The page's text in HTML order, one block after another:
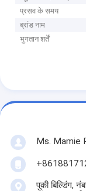
प्रसव के समय
ब्रांड नाम
भुगतान शर्तें
Ms. Mamie
पुकी बिल्डिंग,